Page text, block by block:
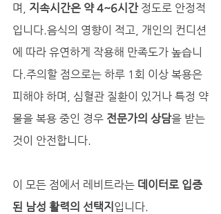
며, 지속시간은 약 4~6시간 정도로 안정적
입니다.음식의 영향이 적고, 개인의 컨디션
에 따라 유연하게 작용해 만족도가 높습니
다.주의할 점으로는 하루 1회 이상 복용은
피해야 하며, 심혈관 질환이 있거나 특정 약
물을 복용 중인 경우 전문가의 상담을 받는
것이 안전합니다.
이 모든 점에서 레비트라는 데이터로 입증
된 남성 활력의 선택지 입니다.